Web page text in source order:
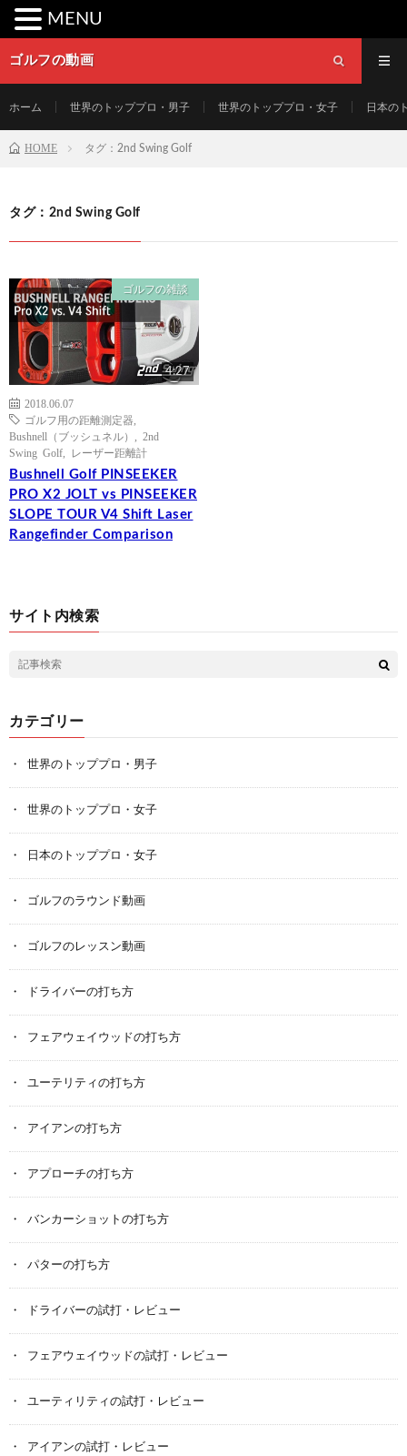
ゴルフの動画
ホーム 世界のトッププロ・男子 世界のトッププロ・女子 日本の
HOME タグ：2nd Swing Golf
タグ：2nd Swing Golf
ゴルフの雑談
4:27
2018.06.07
ゴルフ用の距離測定器
Bushnell（ブッシュネル）
2nd
Swing Golf
レーザー距離計
Bushnell Golf PINSEEKER
PRO X2 JOLT vs PINSEEKER
SLOPE TOUR V4 Shift Laser
Rangefinder Comparison
サイト内検索
カテゴリー
世界のトッププロ・男子
世界のトッププロ・女子
日本のトッププロ・女子
ゴルフのラウンド動画
ゴルフのレッスン動画
ドライバーの打ち方
フェアウェイウッドの打ち方
ユーテリティの打ち方
アイアンの打ち方
アプローチの打ち方
バンカーショットの打ち方
パターの打ち方
ドライバーの試打・レビュー
フェアウェイウッドの試打・レビュー
ユーティリティの試打・レビュー
アイアンの試打・レビュー
MENU